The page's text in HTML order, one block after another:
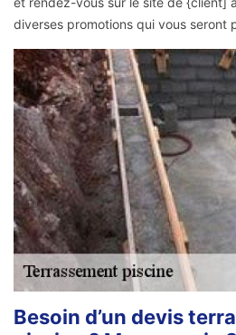
diverses promotions qui vous seront
Besoin d’un devis